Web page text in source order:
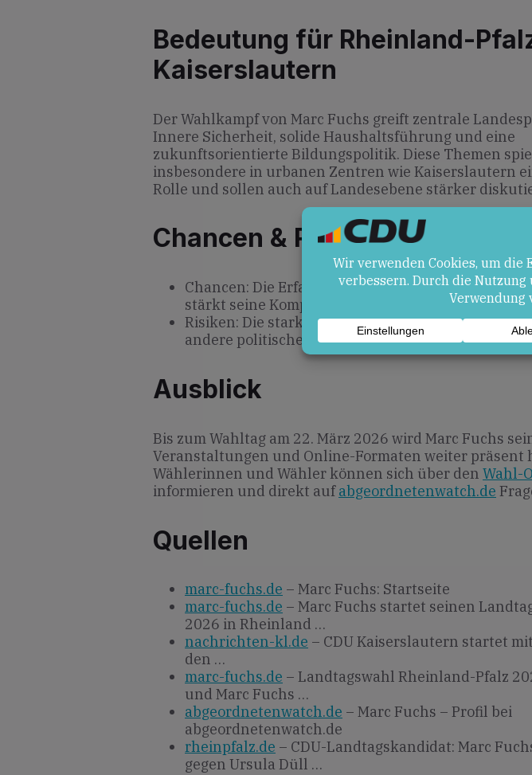
Bedeutung für Rheinland-
Kaiserslautern
Der Wahlkampf von Marc Fuchs greift zentrale
Innere Sicherheit, solide Haushaltsführung und eine
zukunftsorientierte Bildungspolitik. Diese Themen
insbesondere in urbanen Zentren wie Kaiserslautern
Rolle und sollen auch auf Landesebene stärker
Chancen & Risiken
Chancen: Die Erfahrung aus Polizei, Stadtrat und
stärkt seine Kompetenz im Bereich Sicherheit.
Risiken: Die starke Fokussierung auf drei
andere politische Bereiche weniger betonen.
Ausblick
Bis zum Wahltag am 22. März 2026 wird Marc Fuchs
Veranstaltungen und Online-Formaten weiter präsent
Wählerinnen und Wähler können sich über den Wahl-
informieren und direkt aufabgeordnetenwatch.de
Quellen
marc-fuchs.de – Marc Fuchs: Startseite
marc-fuchs.de – Marc Fuchs startet seinen
2026 in Rheinland …
nachrichten-kl.de – CDU Kaiserslautern startet
den …
marc-fuchs.de – Landtagswahl Rheinland-Pfalz
und Marc Fuchs …
abgeordnetenwatch.de – Marc Fuchs – Profil bei
abgeordnetenwatch.de
rheinpfalz.de – CDU-Landtagskandidat: Marc
gegen Ursula Düll …